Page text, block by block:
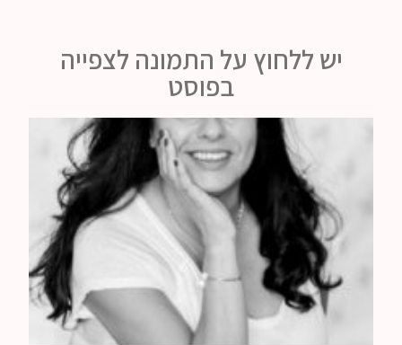
יש ללחוץ על התמונה לצפייה
בפוסט